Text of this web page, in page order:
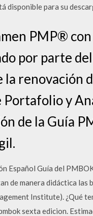
disponible para su
PMP®
por parte
la renovación
y
de la Guía
Español Guía del
de manera didáctica
Institute). ¿Qué
sexta edicion.